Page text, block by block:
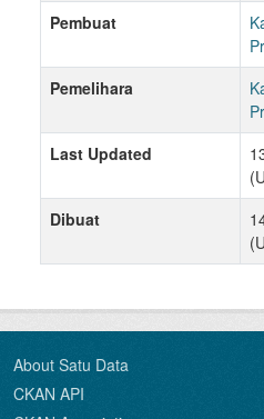
Pembuat
Pemelihara
Last Updated
Dibuat
About Satu Data
CKAN API